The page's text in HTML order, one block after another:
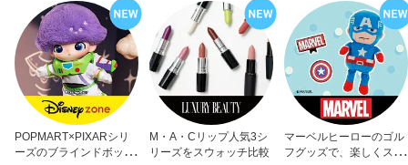
POPMART×PIXARシリ
ーズのブラインドボック
M・A・Cリップ人気3シ
リーズをスウォッチ比較
マーベルヒーローのゴル
フグッズで、楽しくスコ